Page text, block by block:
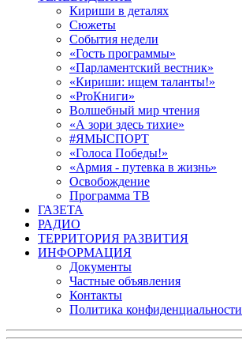
Кириши в деталях
Сюжеты
События недели
«Гость программы»
«Парламентский вестник»
«Кириши: ищем таланты!»
«ProКниги»
Волшебный мир чтения
«А зори здесь тихие»
#ЯМЫСПОРТ
«Голоса Победы!»
«Армия - путевка в жизнь»
Освобождение
Программа ТВ
ГАЗЕТА
РАДИО
ТЕРРИТОРИЯ РАЗВИТИЯ
ИНФОРМАЦИЯ
Документы
Частные объявления
Контакты
Политика конфиденциальности